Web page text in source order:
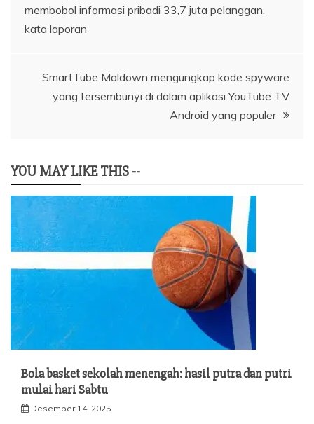
pos
membobol informasi pribadi 33,7 juta pelanggan,
kata laporan
SmartTube Maldown mengungkap kode spyware
yang tersembunyi di dalam aplikasi YouTube TV
Android yang populer
YOU MAY LIKE THIS --
Bola basket sekolah menengah: hasil putra dan putri
mulai hari Sabtu
Desember 14, 2025